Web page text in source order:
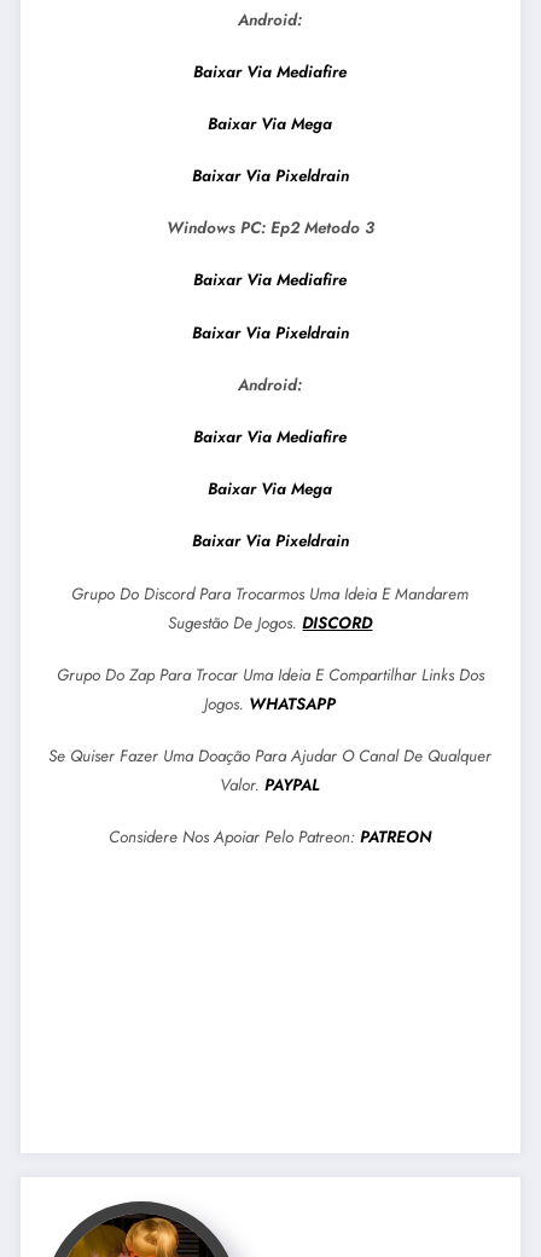
Android:
Baixar Via Mediafire
Baixar Via Mega
Baixar Via Pixeldrain
Windows PC: Ep2Metodo 3
Baixar Via Mediafire
Baixar Via Pixeldrain
Android:
Baixar Via Mediafire
Baixar Via Mega
Baixar Via Pixeldrain
Grupo Do Discord Para Trocarmos Uma Ideia E Mandarem
Sugestão De Jogos.DISCORD
Grupo Do Zap Para Trocar Uma Ideia E Compartilhar Links Dos
Jogos. WHATSAPP
Se Quiser Fazer Uma Doação Para Ajudar O Canal De Qualquer
Valor.PAYPAL
Considere Nos Apoiar Pelo Patreon:PATREON